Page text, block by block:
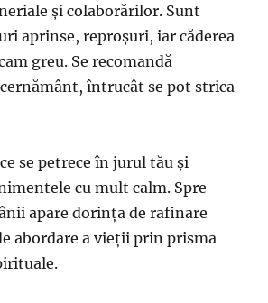
şi colaborărilor. Sunt
aprinse, reproşuri, iar căderea
greu. Se recomandă
întrucât se pot strica
se petrece în jurul tău şi
cu mult calm. Spre
apare dorinţa de rafinare
abordare a vieţii prin prisma